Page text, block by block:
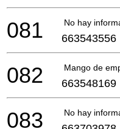
No hay
081 663543556
Mango de
082 663548169
No hay
083